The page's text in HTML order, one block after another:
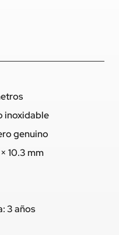
inoxidable
genuino
10.3 mm
3 años